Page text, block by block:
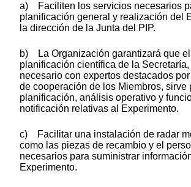
a) Faciliten los servicios necesarios
planificación general y realización del
la dirección de la Junta del PIP.
b) La Organización garantizará que
planificación científica de la
necesario con expertos destacados
de cooperación de los Miembros, sirve
planificación, análisis operativo y
notificación relativas al Experimento.
c) Facilitar una instalación de radar
como las piezas de recambio y el
necesarios para suministrar
Experimento.